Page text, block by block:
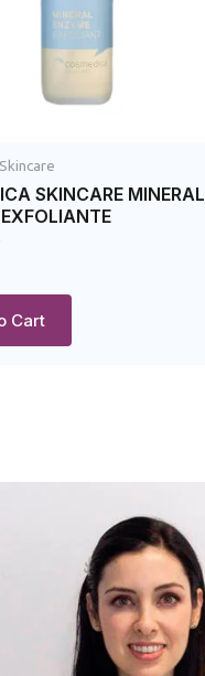
SKINCARE MINERAL
Cart